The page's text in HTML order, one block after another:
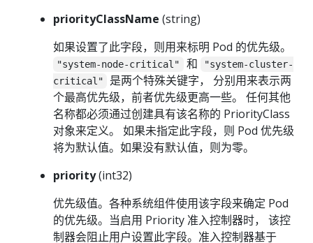
priorityClassName (string)
如果设置了此字段，则用来标明 Pod 的优先级。
"system-node-critical" 和
"system-cluster-
critical"
是两个特殊关键字， 分别用来表示两
个最高优先级，前者优先级更高一些。 任何其他
名称都必须通过创建具有该名称的 PriorityClass
对象来定义。 如果未指定此字段，则 Pod 优先级
将为默认值。如果没有默认值，则为零。
priority(int32)
优先级值。各种系统组件使用该字段来确定 Pod
的优先级。当启用 Priority 准入控制器时， 该控
制器会阻止用户设置此字段。准入控制器基于